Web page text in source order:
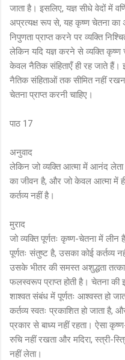
जाता है। इसलिए, यज्ञ सीधे वेदों में
अप्रत्यक्ष रूप से, यह कृष्ण चेतना का
निपुणता प्राप्त करने पर व्यक्ति
लेकिन यदि यज्ञ करने से व्यक्ति कृष्ण
केवल नैतिक संहिताएँ ही रह जाते हैं।
नैतिक संहिताओं तक सीमित नहीं
चेतना प्राप्त करनी चाहिए।
पाठ 17
अनुवाद
लेकिन जो व्यक्ति आत्मा में आनंद लेता
का जीवन है, और जो केवल आत्मा में
कर्तव्य नहीं है।
मुराद
जो व्यक्ति पूर्णतः कृष्ण-चेतना में
पूर्णतः संतुष्ट है, उसका कोई कर्तव्य
उसके भीतर की समस्त अशुद्धता
फलस्वरूप प्राप्त होती है। चेतना
शाश्वत संबंध में पूर्णतः आश्वस्त हो
कर्तव्य स्वतः प्रकाशित हो जाता
प्रकार से बाध्य नहीं रहता। ऐसा
रुचि नहीं रखता और मदिरा, स्त्री-
नहीं लेता।